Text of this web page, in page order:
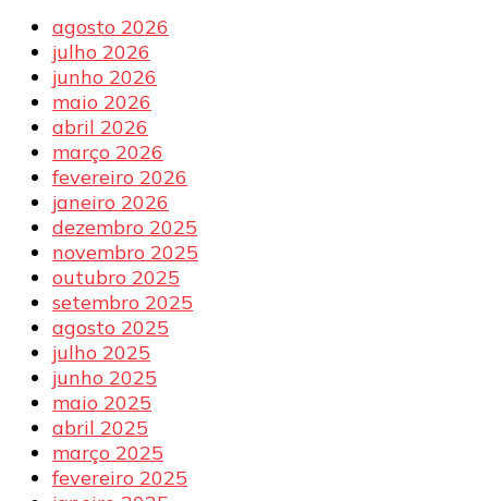
agosto 2026
julho 2026
junho 2026
maio 2026
abril 2026
março 2026
fevereiro 2026
janeiro 2026
dezembro 2025
novembro 2025
outubro 2025
setembro 2025
agosto 2025
julho 2025
junho 2025
maio 2025
abril 2025
março 2025
fevereiro 2025